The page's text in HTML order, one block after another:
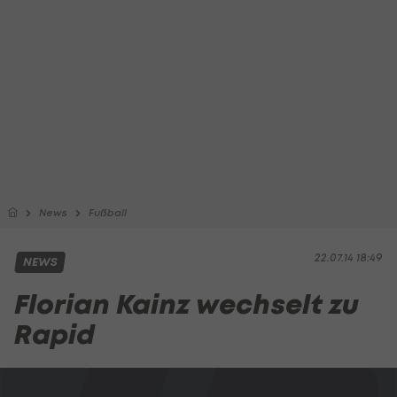
News Fußball
22.07.14 18:49
NEWS
Florian Kainz wechselt zu
Rapid